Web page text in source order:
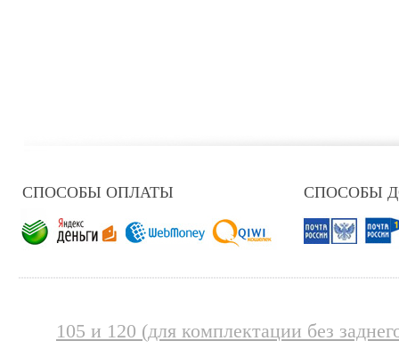
СПОСОБЫ ОПЛАТЫ СПОСОБЫ
105 и 120 (для комплектации без